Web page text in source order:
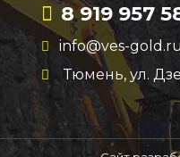
8 919 957
info@ves-gold.ru
Тюмень, ул.